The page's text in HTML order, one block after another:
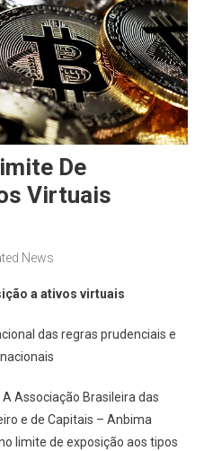
De
Virtuais
News
a ativos virtuais
das regras prudenciais e
A Associação Brasileira das
e de Capitais – Anbima
limite de exposição aos tipos